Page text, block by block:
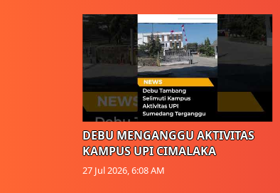
DEBU MENGANGGU AKTIVITAS
KAMPUS UPI CIMALAKA
27 Jul 2026, 6:08 AM